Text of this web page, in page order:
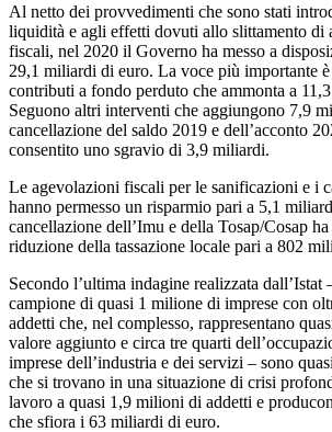
Al netto dei provvedimenti che sono stati
liquidità e agli effetti dovuti allo slittamento di
fiscali, nel 2020 il Governo ha messo a
29,1 miliardi di euro. La voce più importante è
contributi a fondo perduto che ammonta a
Seguono altri interventi che aggiungono 7,9
cancellazione del saldo 2019 e dell’acconto
consentito uno sgravio di 3,9 miliardi.
Le agevolazioni fiscali per le sanificazioni e i
hanno permesso un risparmio pari a 5,1
cancellazione dell’Imu e della Tosap/Cosap
riduzione della tassazione locale pari a 802
Secondo l’ultima indagine realizzata dall’Istat
campione di quasi 1 milione di imprese con
addetti che, nel complesso, rappresentano
valore aggiunto e circa tre quarti
imprese dell’industria e dei servizi – sono
che si trovano in una situazione di crisi
lavoro a quasi 1,9 milioni di addetti e
che sfiora i 63 miliardi di euro.